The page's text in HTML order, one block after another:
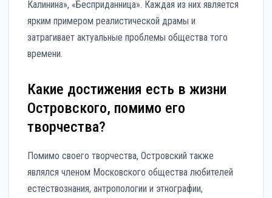
Калинина», «Бесприданница». Каждая из них является
ярким примером реалистической драмы и
затрагивает актуальные проблемы общества того
времени.
Какие достижения есть в жизни
Островского, помимо его
творчества?
Помимо своего творчества, Островский также
являлся членом Московского общества любителей
естествознания, антропологии и этнографии,